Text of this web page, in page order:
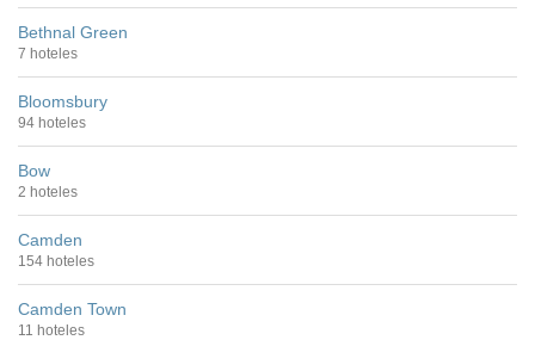
Bethnal Green
7 hoteles
Bloomsbury
94 hoteles
Bow
2 hoteles
Camden
154 hoteles
Camden Town
11 hoteles